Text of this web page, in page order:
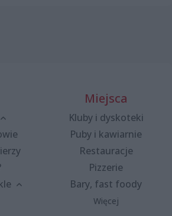
Miejsca
Kluby i dyskoteki
Puby i kawiarnie
Restauracje
Pizzerie
Bary, fast foody
Więcej